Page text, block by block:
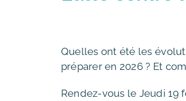
Quelles ont été les
préparer en 2026 ? Et
Rendez-vous le Jeudi 19